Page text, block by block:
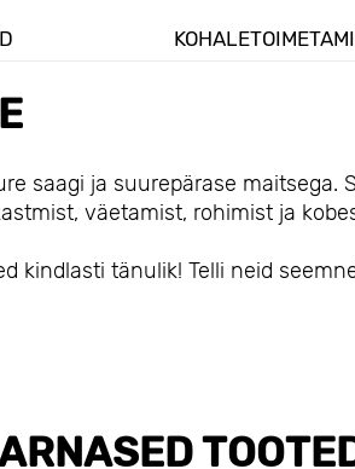
saagi ja suurepärase maitsega.
väetamist, rohimist ja
kindlasti tänulik! Telli neid